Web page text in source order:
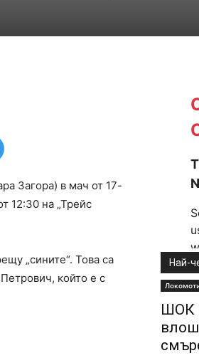
Загора) в мач от 17-
12:30 на „Трейс
„сините“. Това са
който е с
Най-
ШОК